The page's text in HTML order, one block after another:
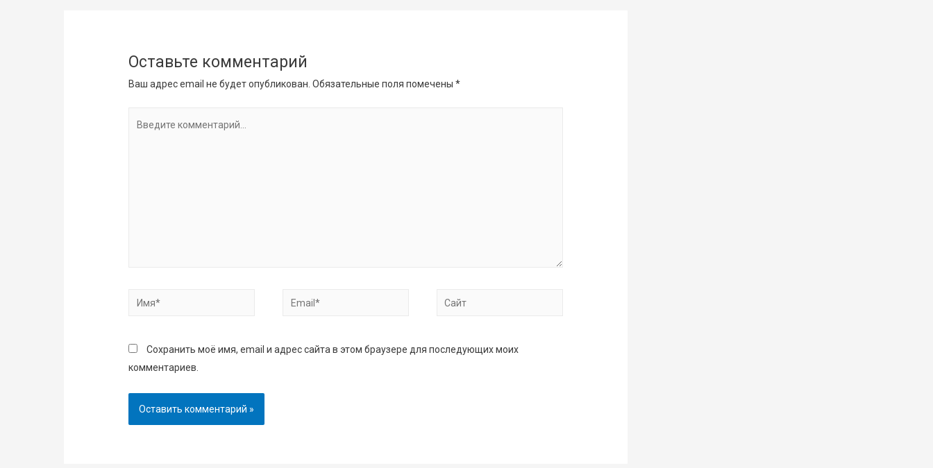
Оставьте комментарий
Ваш адрес email не будет опубликован. Обязательные поля помечены*
комментарий...
Имя* Email* Сайт
Сохранить моё имя, email и адрес сайта в этом браузере для последующих моих
комментариев.